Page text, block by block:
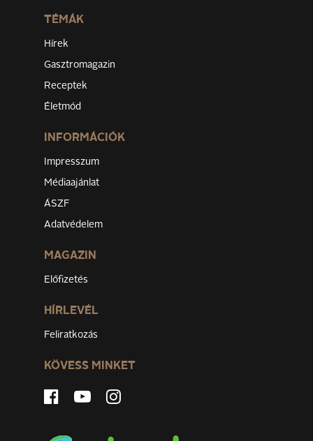
TÉMÁK
Hírek
Gasztromagazin
Receptek
Életmód
INFORMÁCIÓK
Impresszum
Médiaajánlat
ÁSZF
Adatvédelem
MAGAZIN
Előfizetés
HÍRLEVÉL
Feliratkozás
KÖVESS MINKET